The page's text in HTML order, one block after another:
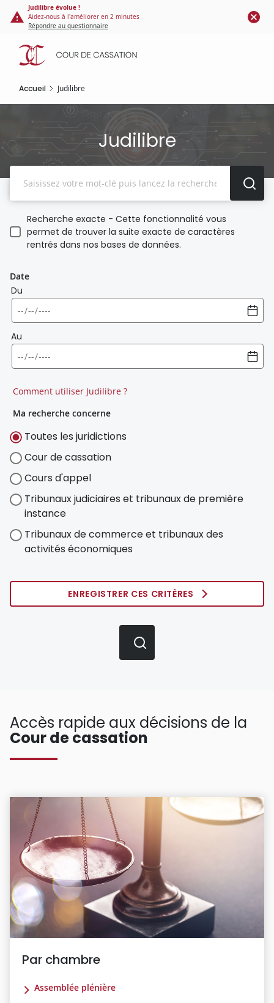
Panneau de gestion des cookies
contenu
principal
Judilibre évolue !
Aidez-nous à l'améliorer en 2 minutes
Répondre au questionnaire
Accueil Judilibre
Judilibre
Recherche exacte - Cette fonctionnalité vous
permet de trouver la suite exacte de caractères
rentrés dans nos bases de données.
Date
Du
Au
Comment utiliser Judilibre ?
Ma recherche concerne
Toutes les juridictions
Cour de cassation
Cours d'appel
Tribunaux judiciaires et tribunaux de première
instance
Tribunaux de commerce et tribunaux des
activités économiques
ENREGISTRER CES CRITÈRES
Accès rapide aux décisions de la
Cour de cassation
Par chambre
Assemblée plénière